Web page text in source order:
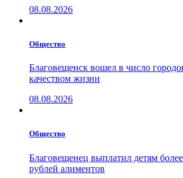
08.08.2026
Общество
Благовещенск вошел в число
качеством жизни
08.08.2026
Общество
Благовещенец выплатил детям
рублей алиментов